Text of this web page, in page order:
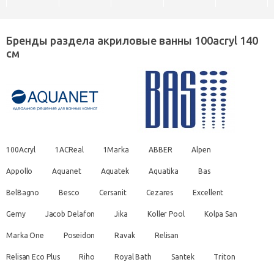
Бренды раздела акриловые ванны 100acryl 140
см
100Acryl 1ACReal 1Marka ABBER Alpen
Appollo Aquanet Aquatek Aquatika Bas
BelBagno Besco Cersanit Cezares Excellent
Gemy Jacob Delafon Jika Koller Pool Kolpa San
Marka One Poseidon Ravak Relisan
Relisan Eco Plus Riho Royal Bath Santek Triton